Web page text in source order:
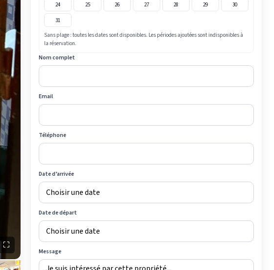
⛶
24 25 26 27 28 29 30
31
Sans plage : toutes les dates sont disponibles. Les périodes ajoutées sont indisponibles à
la réservation.
Nom complet
Email
Téléphone
Date d’arrivée
Date de départ
Message